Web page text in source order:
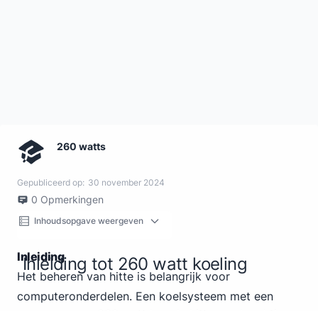
260 watts
Gepubliceerd op: 30 november 2024
0 Opmerkingen
Inhoudsopgave weergeven
Inleiding
Inleiding tot 260 watt koeling
Het beheren van hitte is belangrijk voor
computeronderdelen. Een koelsysteem met een